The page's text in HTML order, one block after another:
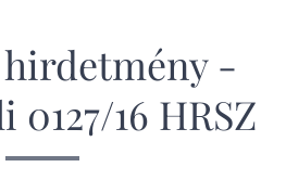
-
16 HRSZ